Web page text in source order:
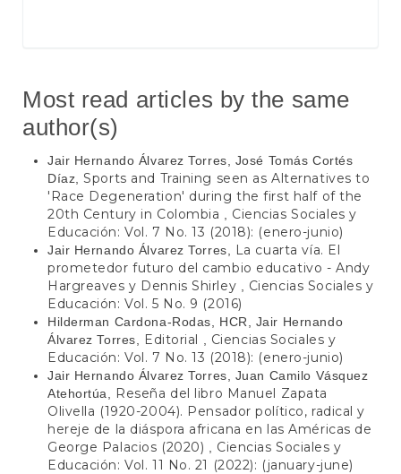
Most read articles by the same
author(s)
Jair Hernando Álvarez Torres, José Tomás Cortés
Díaz,Sports and Training seen as Alternatives to
'Race Degeneration' during the first half of the
20th Century in Colombia
Ciencias Sociales y
Educación: Vol. 7 No. 13 (2018): (enero-junio)
Jair Hernando Álvarez Torres,
La cuarta vía. El
prometedor futuro del cambio educativo - Andy
Hargreaves y Dennis Shirley
Ciencias Sociales y
Educación: Vol. 5 No. 9 (2016)
Hilderman Cardona-Rodas, HCR, Jair Hernando
Álvarez Torres,
Editorial
Ciencias Sociales y
Educación: Vol. 7 No. 13 (2018): (enero-junio)
Jair Hernando Álvarez Torres, Juan Camilo Vásquez
Atehortúa,
Reseña del libro Manuel Zapata
Olivella (1920-2004). Pensador político, radical y
hereje de la diáspora africana en las Américas de
George Palacios (2020)
Ciencias Sociales y
Educación: Vol. 11 No. 21 (2022): (january-june)